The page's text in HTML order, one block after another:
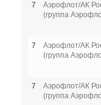
7
Аэрофлот/АК
(группа
7
Аэрофлот/АК
(группа
7
Аэрофлот/АК
(группа